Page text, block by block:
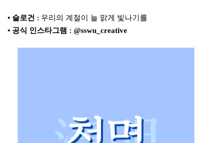
• 슬로건 : 우리의 계절이 늘 맑게 빛나기를
• 공식 인스타그램 : @sswu_creative